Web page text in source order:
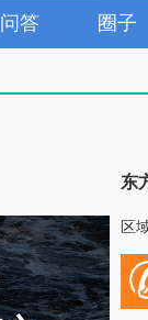
问答 圈子
东
区